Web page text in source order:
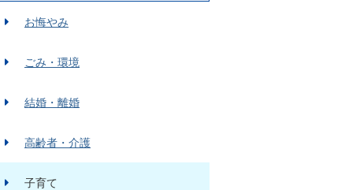
お悔やみ
ごみ・環境
結婚・離婚
高齢者・介護
子育て